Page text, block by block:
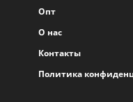
Опт
О нас
Контакты
Политика